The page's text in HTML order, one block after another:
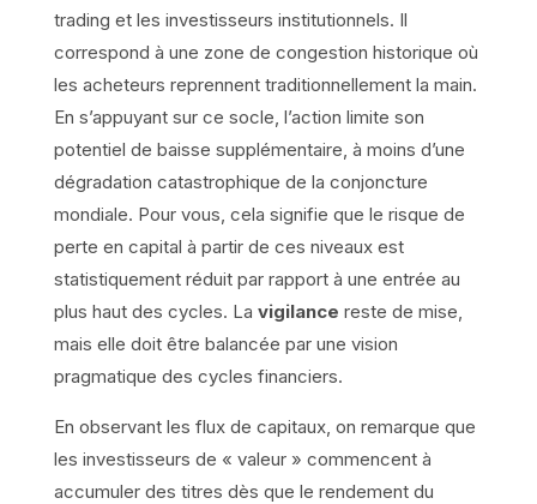
trading et les investisseurs institutionnels. Il
correspond à une zone de congestion historique où
les acheteurs reprennent traditionnellement la main.
En s’appuyant sur ce socle, l’action limite son
potentiel de baisse supplémentaire, à moins d’une
dégradation catastrophique de la conjoncture
mondiale. Pour vous, cela signifie que le risque de
perte en capital à partir de ces niveaux est
statistiquement réduit par rapport à une entrée au
plus haut des cycles. La vigilance reste de mise,
mais elle doit être balancée par une vision
pragmatique des cycles financiers.
En observant les flux de capitaux, on remarque que
les investisseurs de « valeur » commencent à
accumuler des titres dès que le rendement du